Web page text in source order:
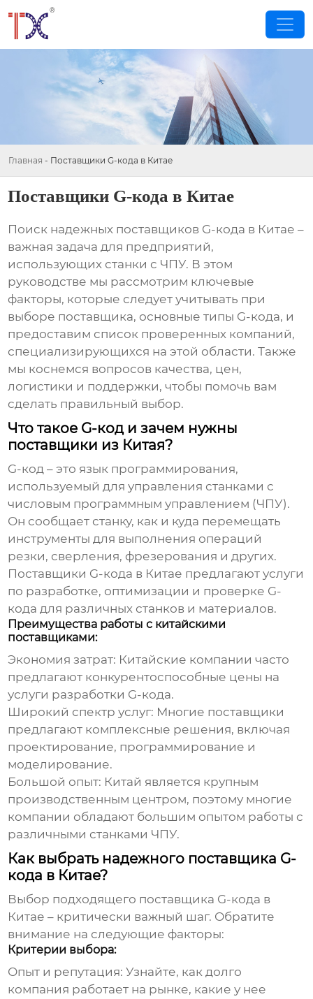
Главная - Поставщики G-кода в Китае
Поставщики G-кода в Китае
Поиск надежных поставщиков G-кода в Китае –
важная задача для предприятий,
использующих станки с ЧПУ. В этом
руководстве мы рассмотрим ключевые
факторы, которые следует учитывать при
выборе поставщика, основные типы G-кода, и
предоставим список проверенных компаний,
специализирующихся на этой области. Также
мы коснемся вопросов качества, цен,
логистики и поддержки, чтобы помочь вам
сделать правильный выбор.
Что такое G-код и зачем нужны
поставщики из Китая?
G-код – это язык программирования,
используемый для управления станками с
числовым программным управлением (ЧПУ).
Он сообщает станку, как и куда перемещать
инструменты для выполнения операций
резки, сверления, фрезерования и других.
Поставщики G-кода в Китае предлагают услуги
по разработке, оптимизации и проверке G-
кода для различных станков и материалов.
Преимущества работы с китайскими
поставщиками:
Экономия затрат: Китайские компании часто
предлагают конкурентоспособные цены на
услуги разработки G-кода.
Широкий спектр услуг: Многие поставщики
предлагают комплексные решения, включая
проектирование, программирование и
моделирование.
Большой опыт: Китай является крупным
производственным центром, поэтому многие
компании обладают большим опытом работы с
различными станками ЧПУ.
Как выбрать надежного поставщика G-
кода в Китае?
Выбор подходящего поставщика G-кода в
Китае – критически важный шаг. Обратите
внимание на следующие факторы:
Критерии выбора:
Опыт и репутация: Узнайте, как долго
компания работает на рынке, какие у нее